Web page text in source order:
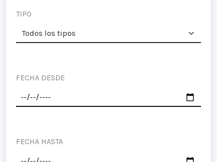
TIPO
FECHA DESDE
FECHA HASTA